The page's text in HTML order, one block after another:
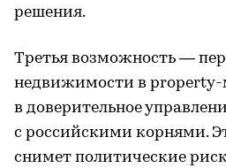
решения.
Третья возможность —
недвижимости в
в доверительное
с российскими корнями.
снимет политические